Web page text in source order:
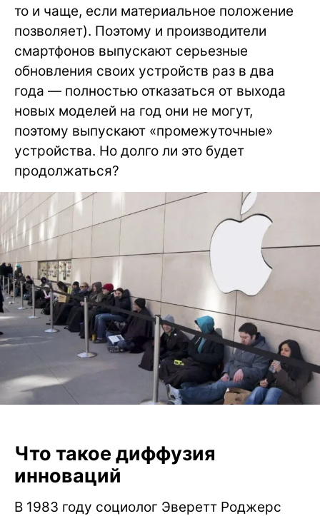
то и чаще, если материальное положение
позволяет). Поэтому и производители
смартфонов выпускают серьезные
обновления своих устройств раз в два
года — полностью отказаться от выхода
новых моделей на год они не могут,
поэтому выпускают «промежуточные»
устройства. Но долго ли это будет
продолжаться?
Что такое диффузия
инноваций
В 1983 году социолог Эверетт Роджерс